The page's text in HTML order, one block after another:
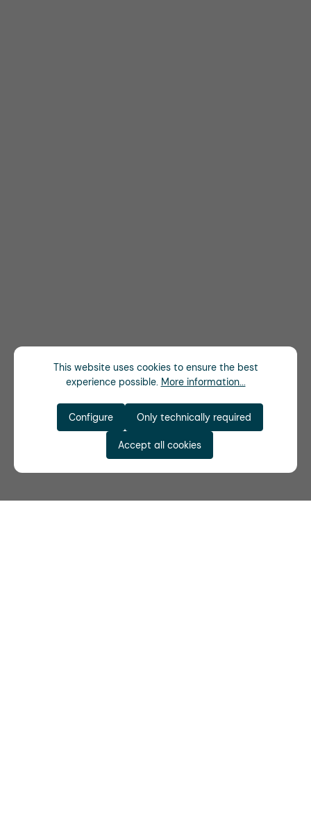
This website uses cookies to ensure the best
experience possible. More information...
Only technically required
Configure
Accept all cookies